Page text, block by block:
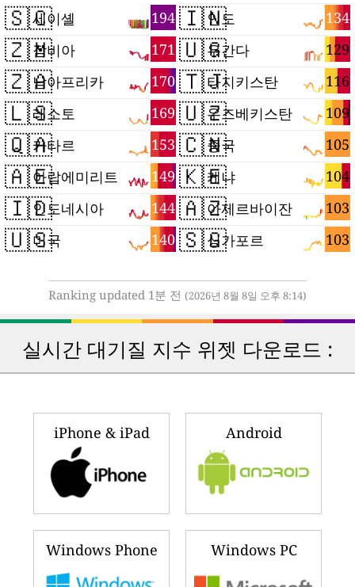
🇸🇨 194
세이셸
🇿🇲 171
잠비아
🇿🇦 170
남아프리카
🇱🇸 169
레소토
🇶🇦 153
카타르
🇦🇪 149
아랍에미리트
🇮🇩 144
인도네시아
🇺🇸 140
미국
🇮🇳 134
인도
🇺🇬 129
우간다
🇹🇯 116
타지키스탄
🇺🇿 109
우즈베키스탄
🇨🇳 105
중국
🇰🇪 104
케냐
🇦🇿 103
아제르바이잔
🇸🇬 103
싱가포르
Ranking updated 1분 전 (2026년 8월 8일 오후 8:14)
실시간 대기질 지수 위젯 다운로드 :
iPhone & iPad Android
Windows Phone Windows PC